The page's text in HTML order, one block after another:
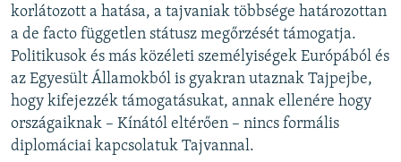
korlátozott a hatása, a tajvaniak többsége határozottan
a de facto független státusz megőrzését támogatja.
Politikusok és más közéleti személyiségek Európából és
az Egyesült Államokból is gyakran utaznak Tajpejbe,
hogy kifejezzék támogatásukat, annak ellenére hogy
országaiknak – Kínától eltérően – nincs formális
diplomáciai kapcsolatuk Tajvannal.